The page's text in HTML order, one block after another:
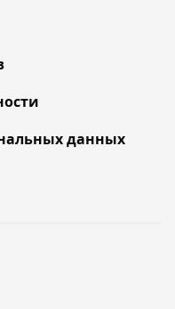
данных